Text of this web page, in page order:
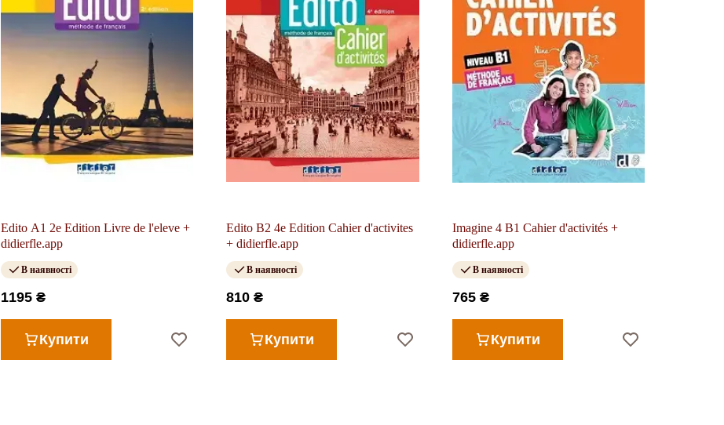
Edito A1 2e Edition Livre de l'eleve +
didierfle.app
В наявності
1195 ₴
Купити
Edito B2 4e Edition Cahier d'activites
+ didierfle.app
В наявності
810 ₴
Купити
Imagine 4 B1 Cahier d'activités +
didierfle.app
В наявності
765 ₴
Купити